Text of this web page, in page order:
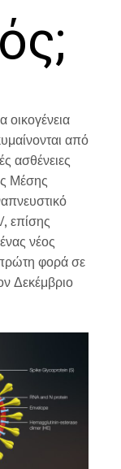
οικογένεια
από
ασθένειες
Μέσης
επίσης
νέος
φορά σε
Δεκέμβριο